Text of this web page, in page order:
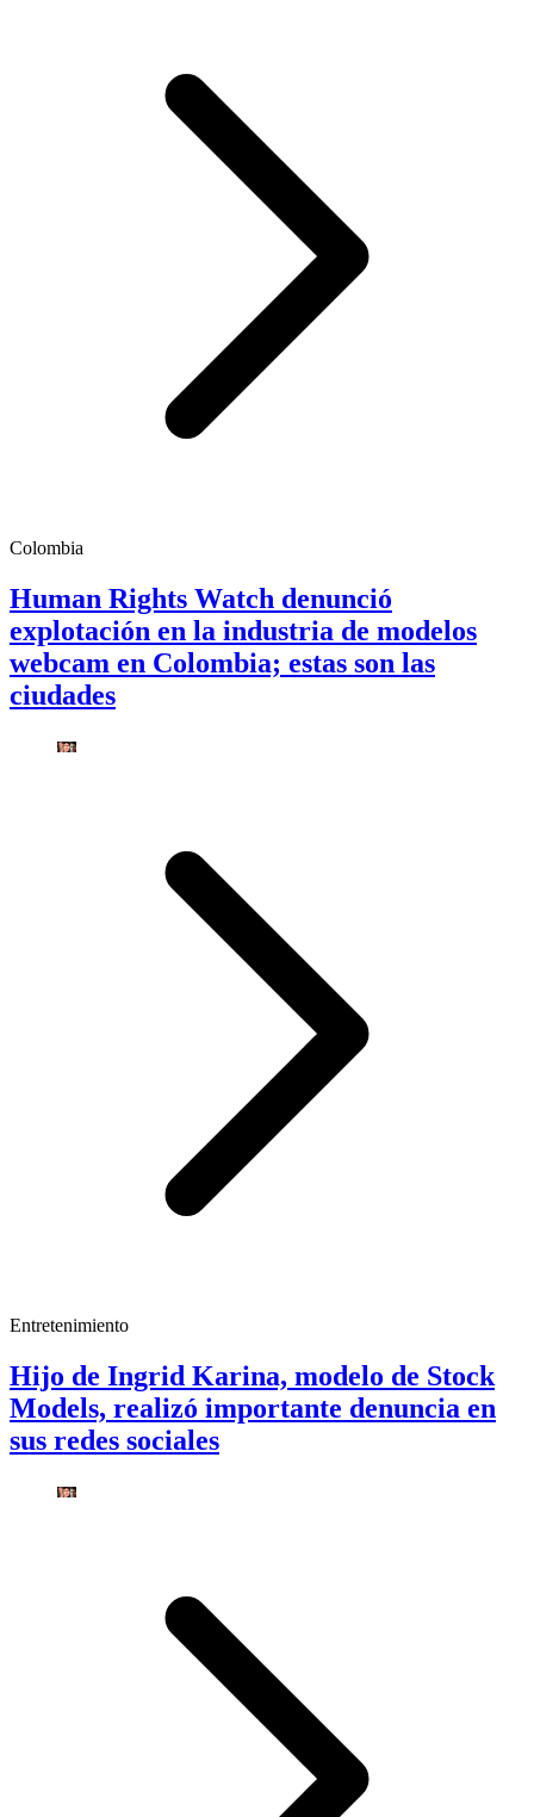
Colombia
Human Rights Watch denunció
explotación en la industria de modelos
webcam en Colombia; estas son las
ciudades
Entretenimiento
Hijo de Ingrid Karina, modelo de Stock
Models, realizó importante denuncia en
sus redes sociales